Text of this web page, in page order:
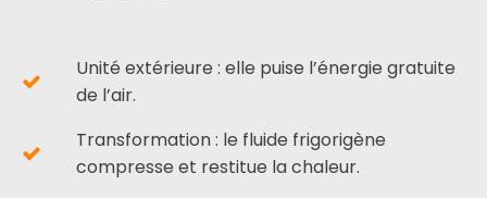
Unité extérieure : elle puise l’énergie gratuite
de l’air.
Transformation : le fluide frigorigène
compresse et restitue la chaleur.